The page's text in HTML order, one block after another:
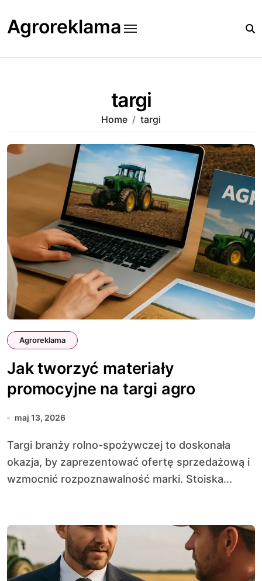
content
Agroreklama
targi
Home targi
Agroreklama
Jak tworzyć materiały
promocyjne na targi agro
maj 13, 2026
Targi branży rolno-spożywczej to doskonała
okazja, by zaprezentować ofertę sprzedażową i
wzmocnić rozpoznawalność marki. Stoiska...